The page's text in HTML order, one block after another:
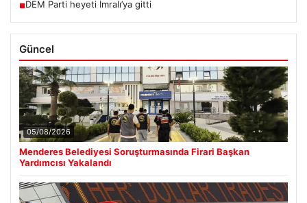
■DEM Parti heyeti İmralı’ya gitti
Güncel
05/08/2026
Menderes Belediyesi Soruşturmasında Firari Başkan
Yardımcısı Yakalandı